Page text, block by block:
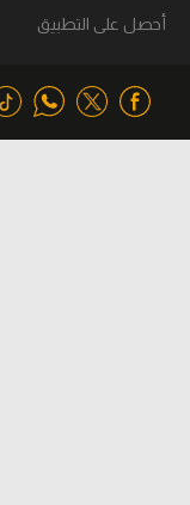
أحصل على التطبيق